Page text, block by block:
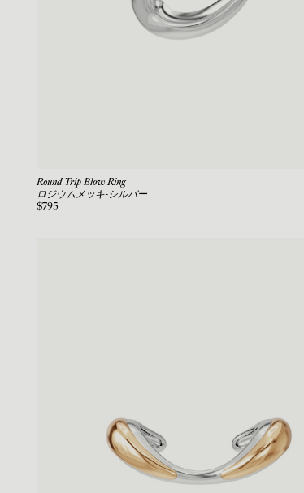
Round Trip Blow Ring
ロジウムメッキ-シルバー
$795